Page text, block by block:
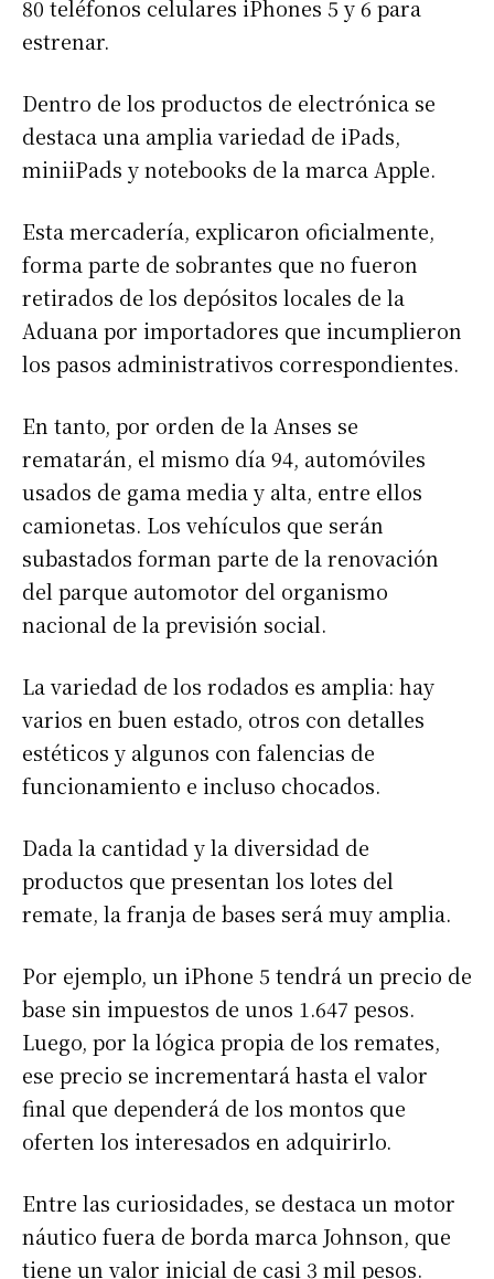
80 teléfonos celulares iPhones 5 y 6 para
estrenar.
Dentro de los productos de electrónica se
destaca una amplia variedad de iPads,
miniiPads y notebooks de la marca Apple.
Esta mercadería, explicaron oficialmente,
forma parte de sobrantes que no fueron
retirados de los depósitos locales de la
Aduana por importadores que incumplieron
los pasos administrativos correspondientes.
En tanto, por orden de la Anses se
rematarán, el mismo día 94, automóviles
usados de gama media y alta, entre ellos
camionetas. Los vehículos que serán
subastados forman parte de la renovación
del parque automotor del organismo
nacional de la previsión social.
La variedad de los rodados es amplia: hay
varios en buen estado, otros con detalles
estéticos y algunos con falencias de
funcionamiento e incluso chocados.
Dada la cantidad y la diversidad de
productos que presentan los lotes del
remate, la franja de bases será muy amplia.
Por ejemplo, un iPhone 5 tendrá un precio de
base sin impuestos de unos 1.647 pesos.
Luego, por la lógica propia de los remates,
ese precio se incrementará hasta el valor
final que dependerá de los montos que
oferten los interesados en adquirirlo.
Entre las curiosidades, se destaca un motor
náutico fuera de borda marca Johnson, que
tiene un valor inicial de casi 3 mil pesos.